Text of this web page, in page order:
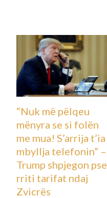
“Nuk më pëlqeu
mënyra se si folën
me mua! S’arrija t’ia
mbyllja telefonin” –
Trump shpjegon pse
rriti tarifat ndaj
Zvicrës